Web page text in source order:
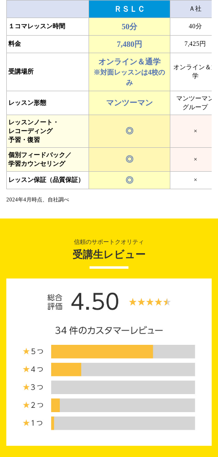
ＲＳＬＣ Ａ社
１コマレッスン時間 50分 40分
料金 7,480円 7,425円
受講場所
オンライン＆通学
※対面レッスンは4校の
み
オンライン＆通
学
レッスン形態 マンツーマン
マンツーマン
グループ
レッスンノート・
レコーディング
予習・復習
◎ ×
個別フィードバック／
学習カウンセリング
◎ ×
レッスン保証（品質保証） ◎ ×
2024年4月時点、自社調べ
信頼のサポートクオリティ
受講生レビュー